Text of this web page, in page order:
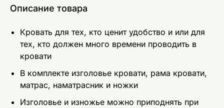
Описание товара
Кровать для тех, кто ценит удобство и или для
тех, кто должен много времени проводить в
кровати
В комплекте изголовье кровати, рама кровати,
матрас, наматрасник и ножки
Изголовье и изножье можно приподнять при